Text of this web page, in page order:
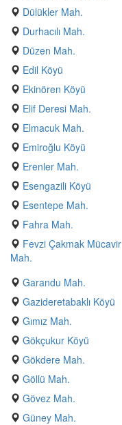
Dülükler Mah.
Durhacılı Mah.
Düzen Mah.
Edil Köyü
Ekinören Köyü
Elif Deresi Mah.
Elmacuk Mah.
Emiroğlu Köyü
Erenler Mah.
Esengazili Köyü
Esentepe Mah.
Fahra Mah.
Fevzi Çakmak Mücavir
Mah.
Garandu Mah.
Gazideretabaklı Köyü
Gımız Mah.
Gökçukur Köyü
Gökdere Mah.
Göllü Mah.
Gövez Mah.
Güney Mah.